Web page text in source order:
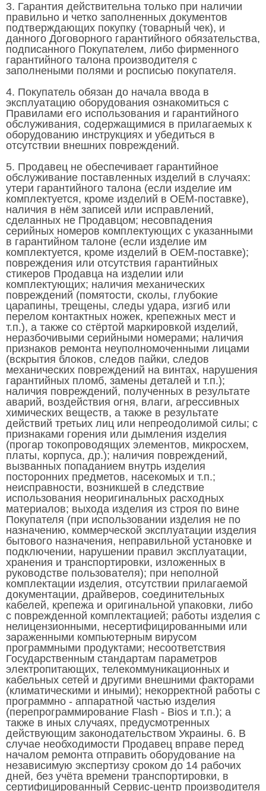
3. Гарантия действительна только при наличии
правильно и четко заполненных документов
подтверждающих покупку (товарный чек), и
данного Договорного гарантийного обязательства,
подписанного Покупателем, либо фирменного
гарантийного талона производителя с
заполнеными полями и росписью покупателя.
4. Покупатель обязан до начала ввода в
эксплуатацию оборудования ознакомиться с
Правилами его использования и гарантийного
обслуживания, содержащимися в прилагаемых к
оборудованию инструкциях и убедиться в
отсутствии внешних повреждений.
5. Продавец не обеспечивает гарантийное
обслуживание поставленных изделий в случаях:
утери гарантийного талона (если изделие им
комплектуется, кроме изделий в OEM-поставке),
наличия в нём записей или исправлений,
сделанных не Продавцом; несовпадения
серийных номеров комплектующих с указанными
в гарантийном талоне (если изделие им
комплектуется, кроме изделий в OEM-поставке);
повреждения или отсутствия гарантийных
стикеров Продавца на изделии или
комплектующих; наличия механических
повреждений (помятости, сколы, глубокие
царапины, трещены, следы удара, изгиб или
перелом контактных ножек, крепежных мест и
т.п.), а также со стёртой маркировкой изделий,
неразбочивыми серийными номерами; наличия
признаков ремонта неуполномоченными лицами
(вскрытия блоков, следов пайки, следов
механических повреждений на винтах, нарушения
гарантийных пломб, замены деталей и т.п.);
наличия повреждений, полученных в результате
аварий, воздействия огня, влаги, агрессивных
химических веществ, а также в результате
действий третьих лиц или непреодолимой силы; с
признаками горения или дымления изделия
(прогар токопроводящих элементов, микросхем,
платы, корпуса, др.); наличия повреждений,
вызванных попаданием внутрь изделия
посторонних предметов, насекомых и т.п.;
неисправности, возникшей в следствие
использования неоригинальных расходных
материалов; выхода изделия из строя по вине
Покупателя (при использовании изделия не по
назначению, коммерческой эксплуатации изделия
бытового назначения, неправильной установке и
подключении, нарушении правил эксплуатации,
хранения и транспортировки, изложенных в
руководстве пользователя); при неполной
комплектации изделия, отсутствии прилагаемой
документации, драйверов, соединительных
кабелей, крепежа и оригинальной упаковки, либо
с поврежденной комплектацией; работы изделия с
нелицензионными, несертифицированными или
зараженными компьютерным вирусом
программными продуктами; несоответствия
Государственным стандартам параметров
электропитающих, телекоммуникационных и
кабельных сетей и другими внешними факторами
(климатическими и иными); некорректной работы с
программно - аппаратной частью изделия
(перепрограммирование Flash - Bios и т.п.); а
также в иных случаях, предусмотренных
действующим законодательством Украины. 6. В
случае необходимости Продавец вправе перед
началом ремонта отправить оборудование на
независимую экспертизу сроком до 14 рабочих
дней, без учёта времени транспортировки, в
сертифицированный Сервис-центр производителя